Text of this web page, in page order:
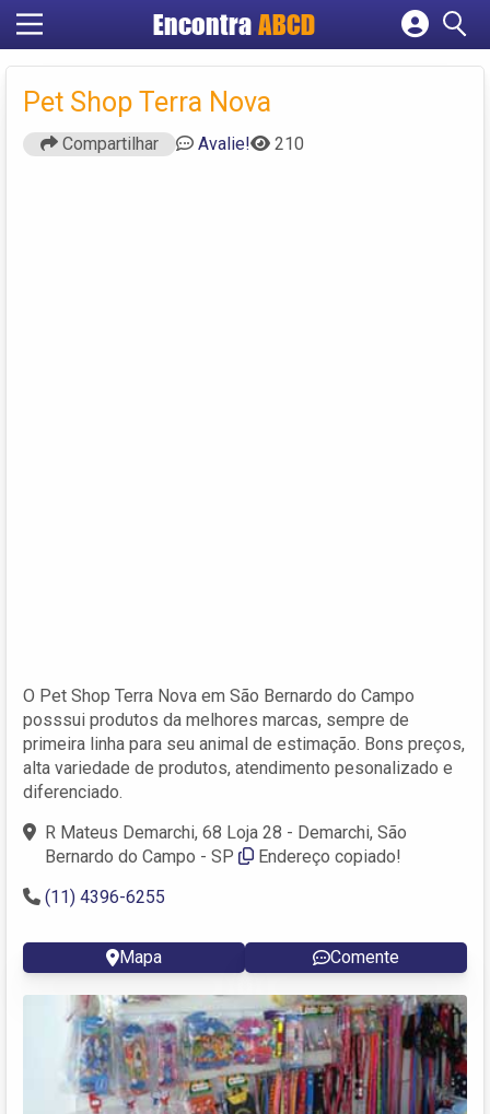
EncontraABCD
Cadastrar empresa
Criar conta
Pet Shop Terra Nova
Compartilhar Avalie! 210
O Pet Shop Terra Nova em São Bernardo do Campo
posssui produtos da melhores marcas, sempre de
primeira linha para seu animal de estimação. Bons preços,
alta variedade de produtos, atendimento pesonalizado e
diferenciado.
R Mateus Demarchi, 68 Loja 28 - Demarchi, São
Bernardo do Campo - SP
Endereço copiado!
(11) 4396-6255
Mapa Comente